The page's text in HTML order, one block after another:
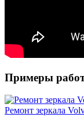
Примеры
Ремонт зеркала